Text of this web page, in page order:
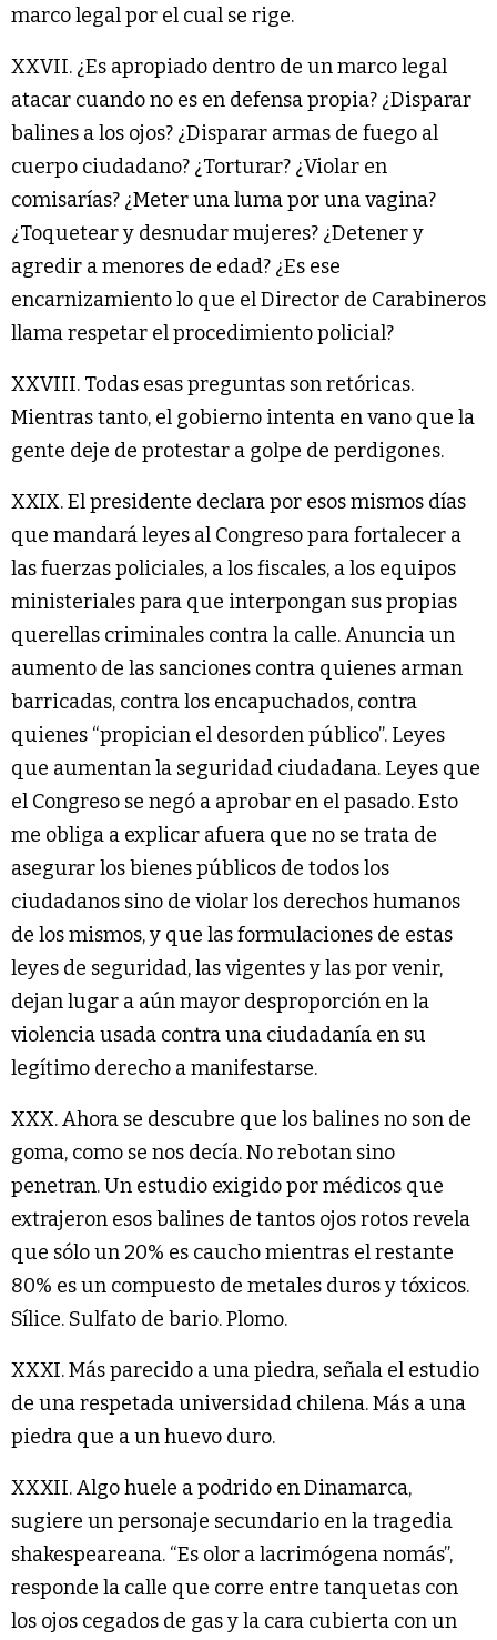
marco legal por el cual se rige.
XXVII. ¿Es apropiado dentro de un marco legal
atacar cuando no es en defensa propia? ¿Disparar
balines a los ojos? ¿Disparar armas de fuego al
cuerpo ciudadano? ¿Torturar? ¿Violar en
comisarías? ¿Meter una luma por una vagina?
¿Toquetear y desnudar mujeres? ¿Detener y
agredir a menores de edad? ¿Es ese
encarnizamiento lo que el Director de Carabineros
llama respetar el procedimiento policial?
XXVIII. Todas esas preguntas son retóricas.
Mientras tanto, el gobierno intenta en vano que la
gente deje de protestar a golpe de perdigones.
XXIX. El presidente declara por esos mismos días
que mandará leyes al Congreso para fortalecer a
las fuerzas policiales, a los fiscales, a los equipos
ministeriales para que interpongan sus propias
querellas criminales contra la calle. Anuncia un
aumento de las sanciones contra quienes arman
barricadas, contra los encapuchados, contra
quienes “propician el desorden público”. Leyes
que aumentan la seguridad ciudadana. Leyes que
el Congreso se negó a aprobar en el pasado. Esto
me obliga a explicar afuera que no se trata de
asegurar los bienes públicos de todos los
ciudadanos sino de violar los derechos humanos
de los mismos, y que las formulaciones de estas
leyes de seguridad, las vigentes y las por venir,
dejan lugar a aún mayor desproporción en la
violencia usada contra una ciudadanía en su
legítimo derecho a manifestarse.
XXX. Ahora se descubre que los balines no son de
goma, como se nos decía. No rebotan sino
penetran. Un estudio exigido por médicos que
extrajeron esos balines de tantos ojos rotos revela
que sólo un 20% es caucho mientras el restante
80% es un compuesto de metales duros y tóxicos.
Sílice. Sulfato de bario. Plomo.
XXXI. Más parecido a una piedra, señala el estudio
de una respetada universidad chilena. Más a una
piedra que a un huevo duro.
XXXII. Algo huele a podrido en Dinamarca,
sugiere un personaje secundario en la tragedia
shakespeareana. “Es olor a lacrimógena nomás”,
responde la calle que corre entre tanquetas con
los ojos cegados de gas y la cara cubierta con un